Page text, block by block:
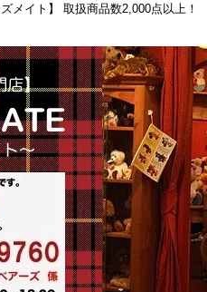
メイト】 取扱商品数2,000点以上！